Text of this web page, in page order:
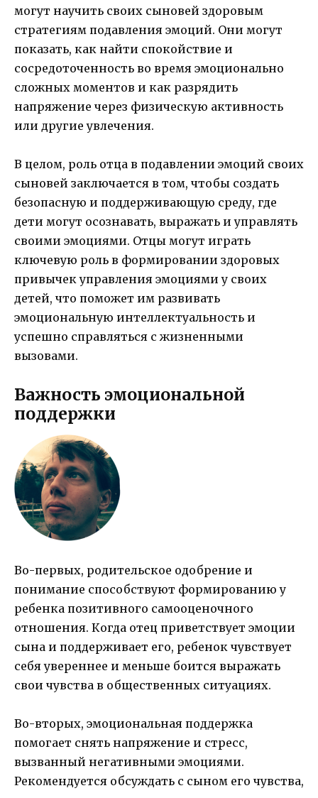
могут научить своих сыновей здоровым
стратегиям подавления эмоций. Они могут
показать, как найти спокойствие и
сосредоточенность во время эмоционально
сложных моментов и как разрядить
напряжение через физическую активность
или другие увлечения.
В целом, роль отца в подавлении эмоций своих
сыновей заключается в том, чтобы создать
безопасную и поддерживающую среду, где
дети могут осознавать, выражать и управлять
своими эмоциями. Отцы могут играть
ключевую роль в формировании здоровых
привычек управления эмоциями у своих
детей, что поможет им развивать
эмоциональную интеллектуальность и
успешно справляться с жизненными
вызовами.
Важность эмоциональной
поддержки
Во-первых, родительское одобрение и
понимание способствуют формированию у
ребенка позитивного самооценочного
отношения. Когда отец приветствует эмоции
сына и поддерживает его, ребенок чувствует
себя увереннее и меньше боится выражать
свои чувства в общественных ситуациях.
Во-вторых, эмоциональная поддержка
помогает снять напряжение и стресс,
вызванный негативными эмоциями.
Рекомендуется обсуждать с сыном его чувства,